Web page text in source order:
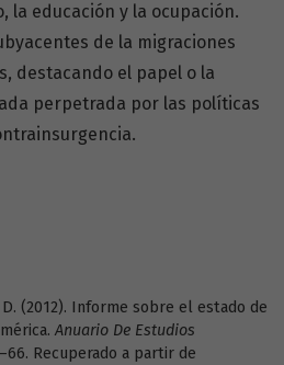
D. (2012). Informe sobre el estado de
Anuario De Estudios
Recuperado a partir de
la educación y la ocupación.
de la migraciones
destacando el papel o la
perpetrada por las políticas